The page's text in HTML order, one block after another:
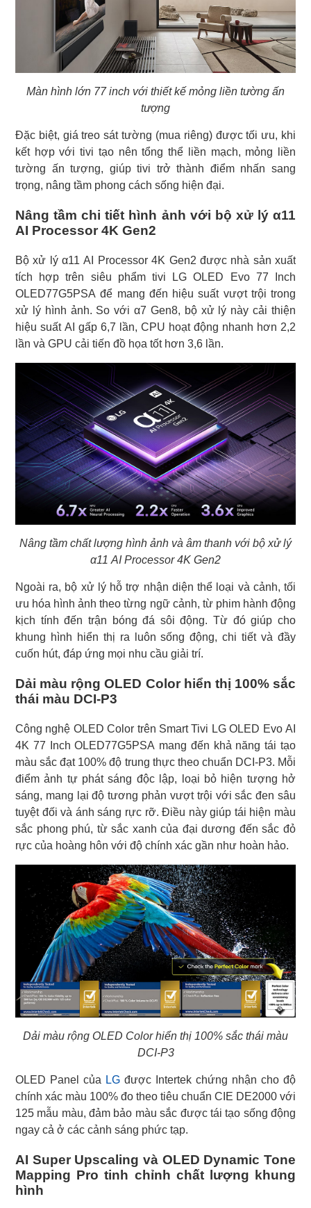
Màn hình lớn 77 inch với thiết kế mỏng liền tường ấn
tượng
Đặc biệt, giá treo sát tường (mua riêng) được tối ưu, khi
kết hợp với tivi tạo nên tổng thể liền mạch, mỏng liền
tường ấn tượng, giúp tivi trở thành điểm nhấn sang
trọng, nâng tầm phong cách sống hiện đại.
Nâng tầm chi tiết hình ảnh với bộ xử lý α11
AI Processor 4K Gen2
Bộ xử lý α11 AI Processor 4K Gen2 được nhà sản xuất
tích hợp trên siêu phẩm tivi LG OLED Evo 77 Inch
OLED77G5PSA để mang đến hiệu suất vượt trội trong
xử lý hình ảnh. So với α7 Gen8, bộ xử lý này cải thiện
hiệu suất AI gấp 6,7 lần, CPU hoạt động nhanh hơn 2,2
lần và GPU cải tiến đồ họa tốt hơn 3,6 lần.
Nâng tầm chất lượng hình ảnh và âm thanh với bộ xử lý
α11 AI Processor 4K Gen2
Ngoài ra, bộ xử lý hỗ trợ nhận diện thể loại và cảnh, tối
ưu hóa hình ảnh theo từng ngữ cảnh, từ phim hành động
kịch tính đến trận bóng đá sôi động. Từ đó giúp cho
khung hình hiển thị ra luôn sống động, chi tiết và đầy
cuốn hút, đáp ứng mọi nhu cầu giải trí.
Dải màu rộng OLED Color hiển thị 100% sắc
thái màu DCI-P3
Công nghệ OLED Color trên Smart Tivi LG OLED Evo AI
4K 77 Inch OLED77G5PSA mang đến khả năng tái tạo
màu sắc đạt 100% độ trung thực theo chuẩn DCI-P3. Mỗi
điểm ảnh tự phát sáng độc lập, loại bỏ hiện tượng hở
sáng, mang lại độ tương phản vượt trội với sắc đen sâu
tuyệt đối và ánh sáng rực rỡ. Điều này giúp tái hiện màu
sắc phong phú, từ sắc xanh của đại dương đến sắc đỏ
rực của hoàng hôn với độ chính xác gần như hoàn hảo.
Dải màu rộng OLED Color hiển thị 100% sắc thái màu
DCI-P3
OLED Panel của LG được Intertek chứng nhận cho độ
chính xác màu 100% đo theo tiêu chuẩn CIE DE2000 với
125 mẫu màu, đảm bảo màu sắc được tái tạo sống động
ngay cả ở các cảnh sáng phức tạp.
AI Super Upscaling và OLED Dynamic Tone
Mapping Pro tinh chỉnh chất lượng khung
hình